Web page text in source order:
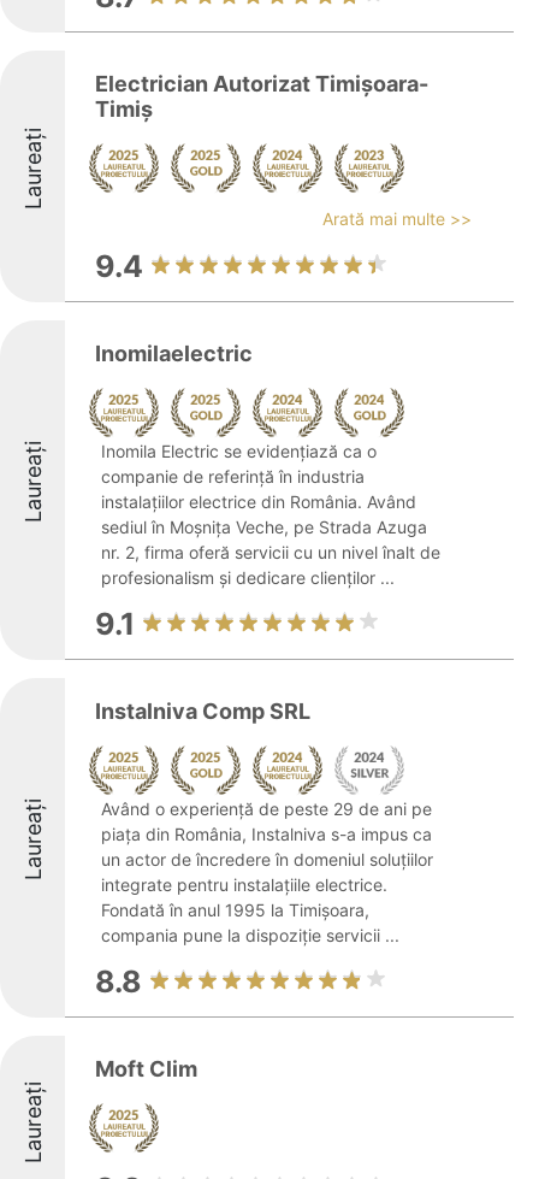
Laureați
Electrician Autorizat Timișoara-
Timiș
Arată mai multe >>
9.4
Laureați
Inomilaelectric
Inomila Electric se evidențiază ca o
companie de referință în industria
instalațiilor electrice din România. Având
sediul în Moșnița Veche, pe Strada Azuga
nr. 2, firma oferă servicii cu un nivel înalt de
profesionalism și dedicare clienților ...
9.1
Laureați
Instalniva Comp SRL
Având o experiență de peste 29 de ani pe
piața din România, Instalniva s-a impus ca
un actor de încredere în domeniul soluțiilor
integrate pentru instalațiile electrice.
Fondată în anul 1995 la Timișoara,
compania pune la dispoziție servicii ...
8.8
Laureați
Moft Clim